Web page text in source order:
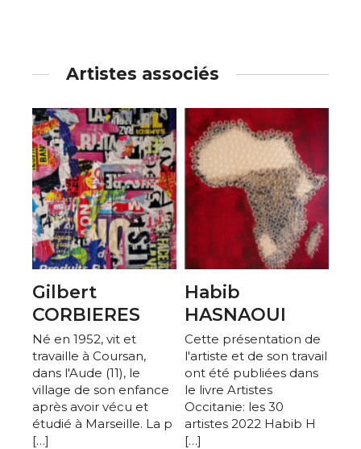
Artistes associés
Gilbert
CORBIERES
Né en 1952, vit et
travaille à Coursan,
dans l'Aude (11), le
village de son enfance
après avoir vécu et
étudié à Marseille. La p
[…]
Habib
HASNAOUI
Cette présentation de
l'artiste et de son travail
ont été publiées dans
le livre Artistes
Occitanie: les 30
artistes 2022 Habib H
[…]